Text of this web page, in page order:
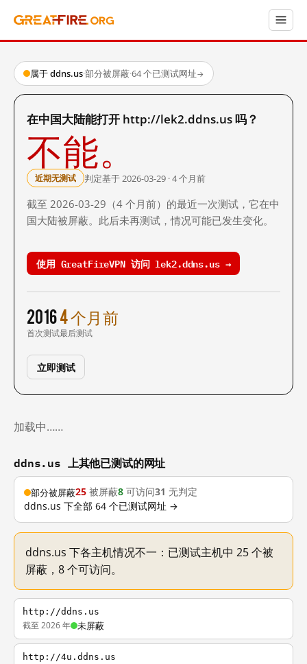
属于 ddns.us·部分被屏蔽·64 个已测试网址→
在中国大陆能打开 http://lek2.ddns.us 吗？
不能。
近期无测试 判定基于 2026-03-29 · 4 个月前
截至 2026-03-29（4 个月前）的最近一次测试，它在中
国大陆被屏蔽。此后未再测试，情况可能已发生变化。
使用 GreatFireVPN 访问 lek2.ddns.us →
2016
首次测试
4 个月前
最后测试
立即测试
加载中……
ddns.us 上其他已测试的网址
部分被屏蔽25 被屏蔽8 可访问31 无判定
ddns.us 下全部 64 个已测试网址 →
ddns.us 下各主机情况不一：已测试主机中 25 个被
屏蔽，8 个可访问。
http://ddns.us
截至 2026 年 未屏蔽
http://4u.ddns.us